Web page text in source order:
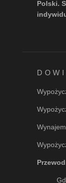
Polski.